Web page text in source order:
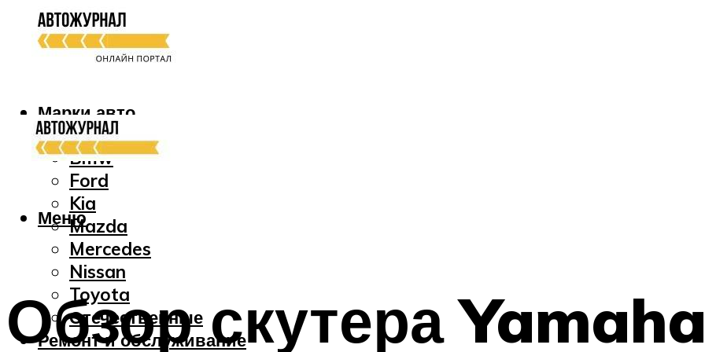
Марки авто
Audi
Bmw
Ford
Kia
Mazda
Mercedes
Nissan
Toyota
Отечественные
Ремонт и обслуживание
Меню
Обзор скутера